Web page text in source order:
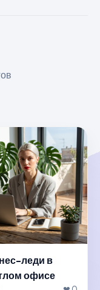
леди в
офисе